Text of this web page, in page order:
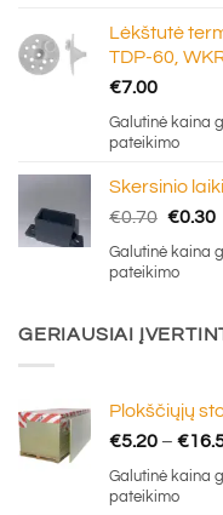
Lėkštutė
TDP-60,
€7.00
Galutinė kaina
pateikimo
Skersinio
€0.70 Original
price
was:
€0.30
is:
Galutinė kaina
pateikimo
GERIAUSIAI
Plokščiųjų
€5.20 – €
Galutinė kaina
pateikimo